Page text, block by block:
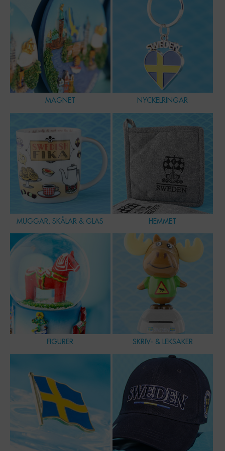
MAGNET NYCKELRINGAR
MUGGAR, SKÅLAR & GLAS HEMMET
FIGURER SKRIV- & LEKSAKER